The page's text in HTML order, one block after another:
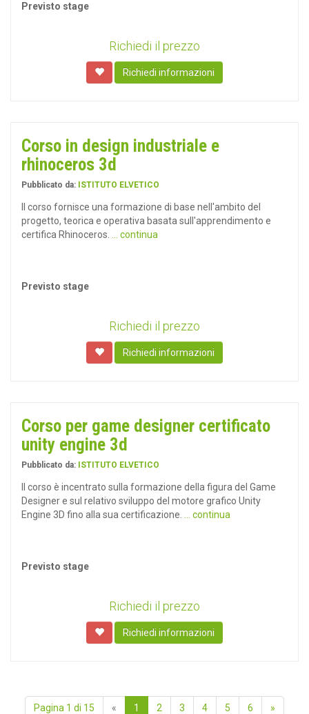
Previsto stage
Richiedi il prezzo
Richiedi informazioni
Corso in design industriale e
rhinoceros 3d
Pubblicato da: ISTITUTO ELVETICO
Il corso fornisce una formazione di base nell'ambito del
progetto, teorica e operativa basata sull'apprendimento e
certifica Rhinoceros.
... continua
Previsto stage
Richiedi il prezzo
Richiedi informazioni
Corso per game designer certificato
unity engine 3d
Pubblicato da: ISTITUTO ELVETICO
Il corso è incentrato sulla formazione della figura del Game
Designer e sul relativo sviluppo del motore grafico Unity
Engine 3D fino alla sua certificazione.
... continua
Previsto stage
Richiedi il prezzo
Richiedi informazioni
Pagina 1 di 15 « 1 2 3 4 5 6 »